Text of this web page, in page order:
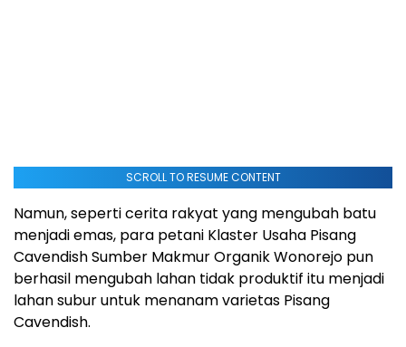
SCROLL TO RESUME CONTENT
Namun, seperti cerita rakyat yang mengubah batu
menjadi emas, para petani Klaster Usaha Pisang
Cavendish Sumber Makmur Organik Wonorejo pun
berhasil mengubah lahan tidak produktif itu menjadi
lahan subur untuk menanam varietas Pisang
Cavendish.